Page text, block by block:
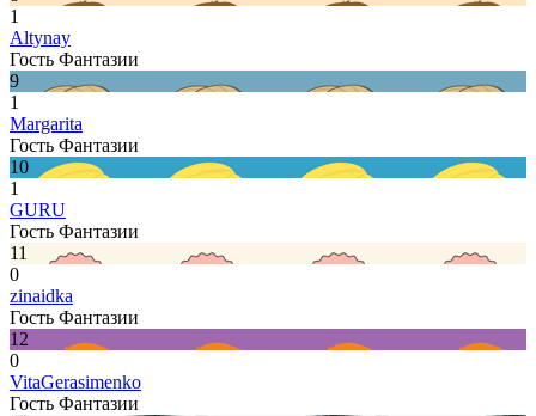
1
Altynay
Гость Фантазии
9
1
Margarita
Гость Фантазии
10
1
GURU
Гость Фантазии
11
0
zinaidka
Гость Фантазии
12
0
VitaGerasimenko
Гость Фантазии